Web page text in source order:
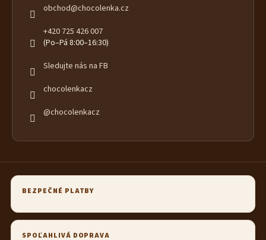
obchod@chocolenka.cz
+420 725 426 007
(Po–Pá 8:00–16:30)
Sledujte nás na FB
chocolenkacz
@chocolenkacz
BEZPEČNÉ PLATBY
SPOĽAHLIVÁ DOPRAVA